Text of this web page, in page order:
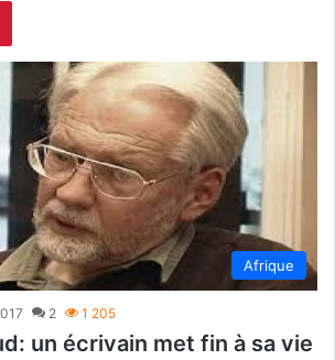
Afrique
2 1 205
un écrivain met fin à sa vie